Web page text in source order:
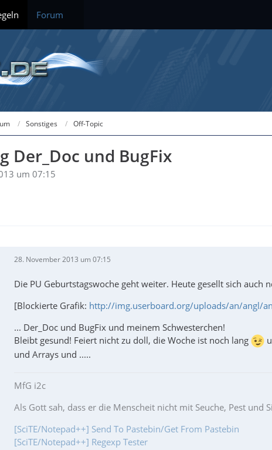
Forum
Sonstiges Off-Topic
Der_Doc und BugFix
um 07:15
28. November 2013 um 07:15
Die PU Geburtstagswoche geht weiter. Heute gesellt sich auch
[Blockierte Grafik: http://img.userboard.org/uploads/an/angl/
... Der_Doc und BugFix und meinem Schwesterchen!
Bleibt gesund! Feiert nicht zu doll, die Woche ist noch lang
und Arrays und .....
MfG i2c
Als Gott sah, dass er die Menscheit nicht mit Seuche, Pest und
[SciTE/Notepad++] Send To Pastebin/Get From Pastebin
[SciTE/Notepad++] Regexp Tester